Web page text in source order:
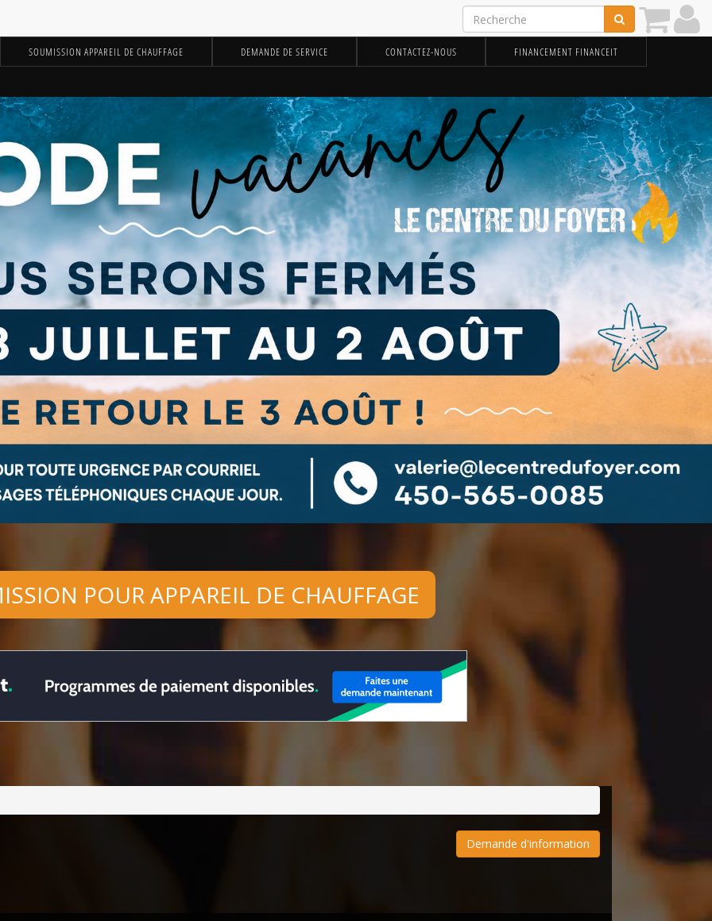
SOUMISSION APPAREIL DE CHAUFFAGE DEMANDE DE SERVICE CONTACTEZ-NOUS FINANCEMENT FINANCEIT
POUR APPAREIL DE CHAUFFAGE
Demande d'information